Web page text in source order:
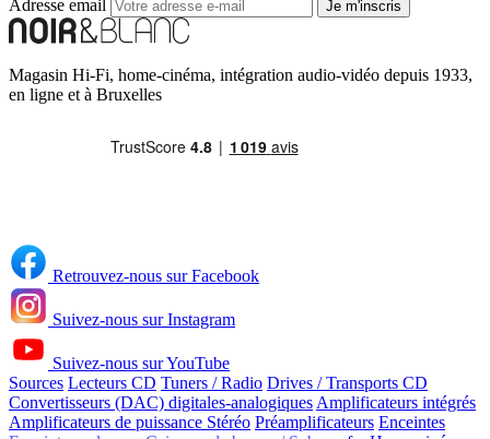
Adresse email Je m'inscris
Magasin Hi-Fi, home-cinéma, intégration audio-vidéo depuis 1933,
en ligne et à Bruxelles
Retrouvez-nous sur Facebook
Suivez-nous sur Instagram
Suivez-nous sur YouTube
Sources Lecteurs CD Tuners / Radio Drives / Transports CD
Convertisseurs (DAC) digitales-analogiques Amplificateurs intégrés
Amplificateurs de puissance Stéréo Préamplificateurs Enceintes
Continuer sans accepter